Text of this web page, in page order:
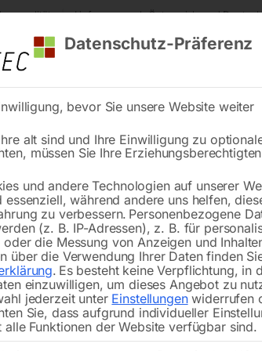
Lieferung nach Österreich und
Mit 5 t Tragkraft maximal
Datenschutz-Präferenz
bevor Sie unsere Website weiter
alt sind und Ihre Einwilligung zu
müssen Sie Ihre
und andere Technologien auf unserer
essenziell, während andere uns helfen,
zu verbessern. Personenbezogene
(z. B. IP-Adressen), z. B. für
die Messung von Anzeigen und
über die Verwendung Ihrer Daten finden
. Es besteht keine Verpflichtung, in
einzuwilligen, um dieses Angebot zu
jederzeit unter Einstellungenwiderrufen
Sie, dass aufgrund individueller
Funktionen der Website verfügbar sind.